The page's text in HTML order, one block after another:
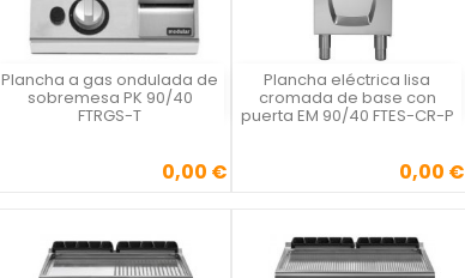
Plancha a gas ondulada de
sobremesa PK 90/40
FTRGS-T
Precio0,00 €

Vista rápida Plancha eléctrica lisa
cromada de base con
puerta EM 90/40 FTES-CR-P
Precio0,00 €

Vista rápida